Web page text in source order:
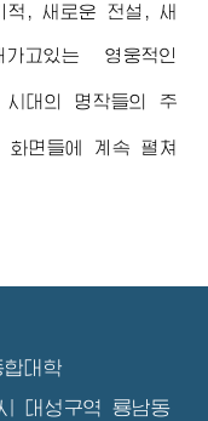
적, 새로운 전설, 새
고있는 영웅적인
시대의 명작들의 주
화면들에 계속 펼쳐
합대학
대성구역 룡남동